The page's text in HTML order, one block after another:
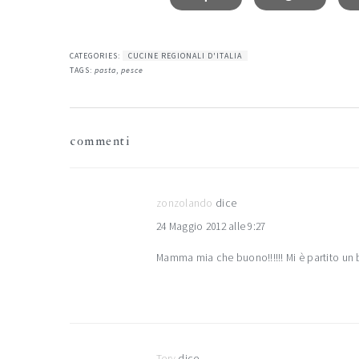
CATEGORIES:
CUCINE REGIONALI D'ITALIA
TAGS: pasta, pesce
del
commenti
zonzolando dice
24 Maggio 2012 alle 9:27
Mamma mia che buono!!!!!! Mi è partito